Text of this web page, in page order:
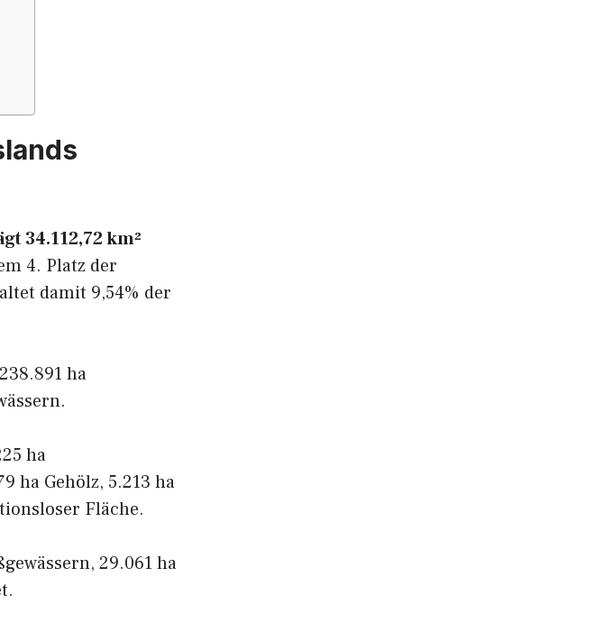
34.112,72 km²
4. Platz der
damit 9,54% der
ha
ha
ha Gehölz, 5.213 ha
Fläche.
29.061 ha